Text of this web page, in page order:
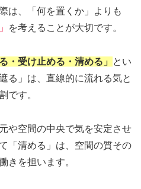
は、「何を置くか」よりも
を考えることが大切です。
る・受け止める・清める」
とい
る」は、直線的に流れる気と
です。
や空間の中央で気を安定させ
「清める」は、空間の質その
きを担います。